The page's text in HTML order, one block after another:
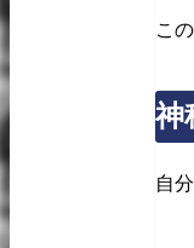
こ
神
自